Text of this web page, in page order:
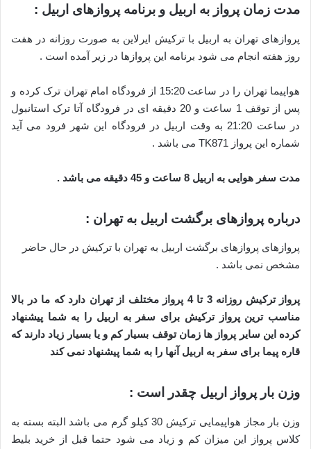
مدت زمان پرواز به اربیل و برنامه پروازهای اربیل :
پروازهای تهران به اربیل با ترکیش ایرلاین به صورت روزانه در هفت
روز هفته انجام می شود برنامه این پروازها در زیر آمده است .
هواپیما تهران را در ساعت 15:20 از فرودگاه امام تهران ترک کرده و
پس از توقف 1 ساعت و 20 دقیقه ای در فرودگاه آتا ترک استانبول
در ساعت 21:20 به وقت اربیل در فرودگاه این شهر فرود می آید
شماره این پرواز TK871 می باشد .
مدت سفر هوایی به اربیل 8 ساعت و 45 دقیقه می باشد .
درباره پروازهای برگشت اربیل به تهران :
پروازهای پروازهای برگشت اربیل به تهران با ترکیش در حال حاضر
مشخص نمی باشد .
پرواز ترکیش روزانه 3 تا 4 پرواز مختلف از تهران دارد که ما در بالا
مناسب ترین پرواز ترکیش برای سفر به اربیل را به شما پیشنهاد
کرده این سایر پرواز ها زمان توقف بسیار کم و یا بسیار زیاد دارند که
قاره پیما برای سفر به اربیل آنها را به شما پیشنهاد نمی کند
وزن بار پرواز اربیل چقدر است :
وزن بار مجاز هواپیمایی ترکیش 30 کیلو گرم می باشد البته بسته به
کلاس پرواز این میزان کم و زیاد می شود حتما قبل از خرید بلیط